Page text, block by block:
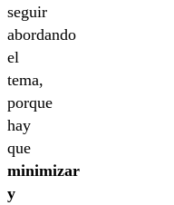
seguir
abordando
el
tema,
porque
hay
que
minimizar
y